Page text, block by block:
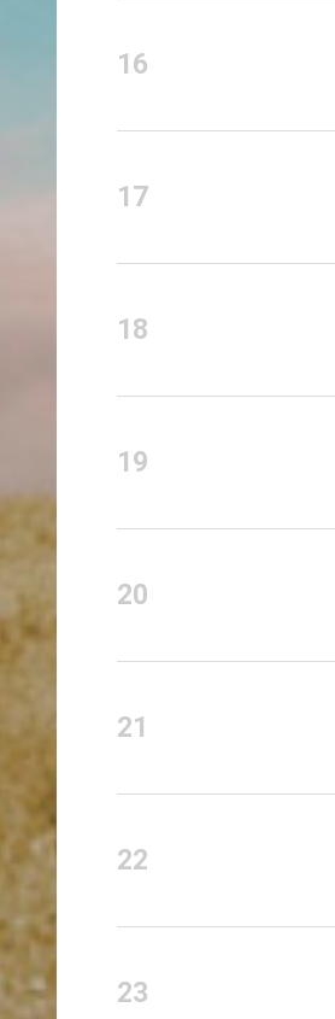
16
17
18
19
20
21
22
23